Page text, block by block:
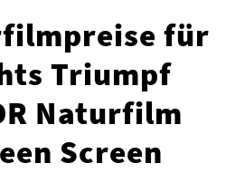
für
Triumpf
Naturfilm
Screen